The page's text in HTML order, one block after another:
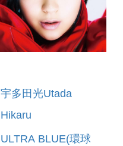
宇多田光Utada
Hikaru
ULTRA BLUE(環球